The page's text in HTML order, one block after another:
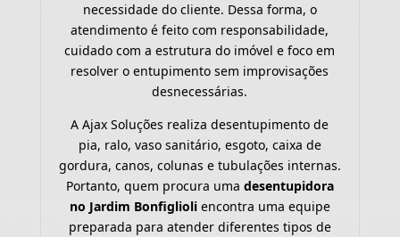
necessidade do cliente. Dessa forma, o
atendimento é feito com responsabilidade,
cuidado com a estrutura do imóvel e foco em
resolver o entupimento sem improvisações
desnecessárias.
A Ajax Soluções realiza desentupimento de
pia, ralo, vaso sanitário, esgoto, caixa de
gordura, canos, colunas e tubulações internas.
Portanto, quem procura uma desentupidora
no Jardim Bonfiglioliencontra uma equipe
preparada para atender diferentes tipos de